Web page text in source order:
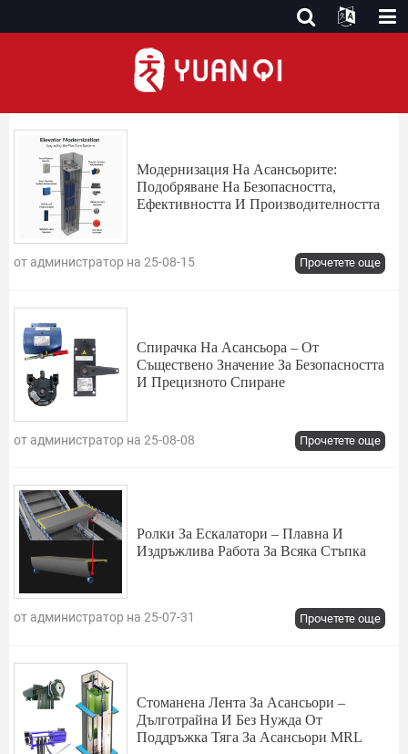
Модернизация На Асансьорите:
Подобряване На Безопасността,
Ефективността И Производителността
от администратор на 25-08-15 Прочетете още
Спирачка На Асансьора – От
Съществено Значение За Безопасността
И Прецизното Спиране
от администратор на 25-08-08 Прочетете още
Ролки За Ескалатори – Плавна И
Издръжлива Работа За Всяка Стъпка
от администратор на 25-07-31 Прочетете още
Стоманена Лента За Асансьори –
Дълготрайна И Без Нужда От
Поддръжка Тяга За Асансьори MRL